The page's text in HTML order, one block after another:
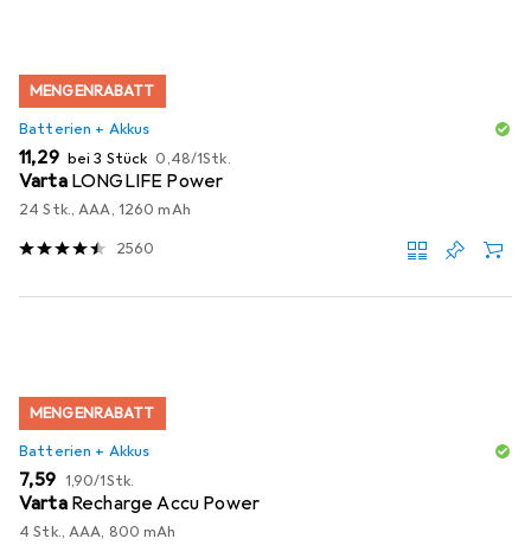
MENGENRABATT
Batterien + Akkus
EUR
11,29 bei 3 Stück EUR
0,48/1Stk.
Varta LONGLIFE Power
24 Stk., AAA, 1260 mAh
2560
MENGENRABATT
Batterien + Akkus
EUR
7,59 EUR
1,90/1Stk.
Varta Recharge Accu Power
4 Stk., AAA, 800 mAh